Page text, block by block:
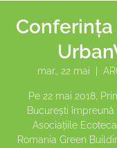
mar., 22 mai
Pe 22 mai 2018,
București
Asociațiile
Romania Green